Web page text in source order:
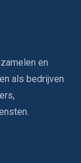
en
als bedrijven